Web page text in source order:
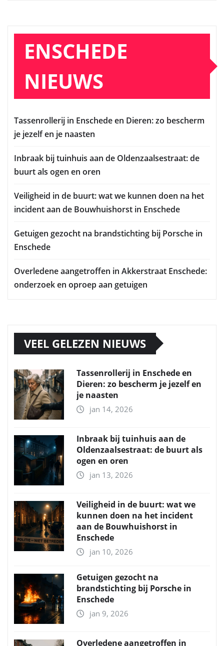
ENSCHEDE
NIEUWS
Tassenrollerij in Enschede en Dieren: zo bescherm
je jezelf en je naasten
Inbraak bij tuinhuis aan de Oldenzaalsestraat: de
buurt als ogen en oren
Veiligheid in de buurt: wat we kunnen doen na het
incident aan de Bouwhuishorst in Enschede
Getuigen gezocht na brandstichting bij Porsche in
Enschede
Overledene aangetroffen in Akkerstraat Enschede:
onderzoek en oproep aan getuigen
VEEL GELEZEN NIEUWS
Tassenrollerij in Enschede en
Dieren: zo bescherm je jezelf en
je naasten
jan 14, 2026
Inbraak bij tuinhuis aan de
Oldenzaalsestraat: de buurt als
ogen en oren
jan 13, 2026
Veiligheid in de buurt: wat we
kunnen doen na het incident
aan de Bouwhuishorst in
Enschede
jan 10, 2026
Getuigen gezocht na
brandstichting bij Porsche in
Enschede
jan 9, 2026
Overledene aangetroffen in